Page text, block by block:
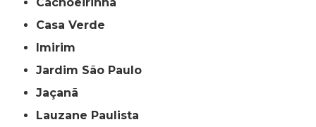
Cachoeirinha
Casa Verde
Imirim
Jardim São Paulo
Jaçanã
Lauzane Paulista